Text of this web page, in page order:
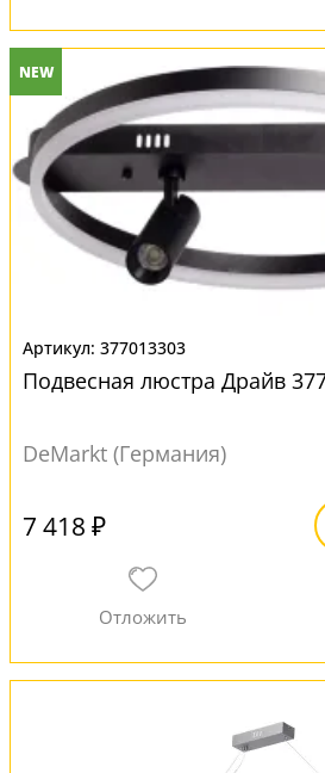
NEW
377013303
Подвесная люстра Драйв
DeMarkt (Германия)
7 418 ₽